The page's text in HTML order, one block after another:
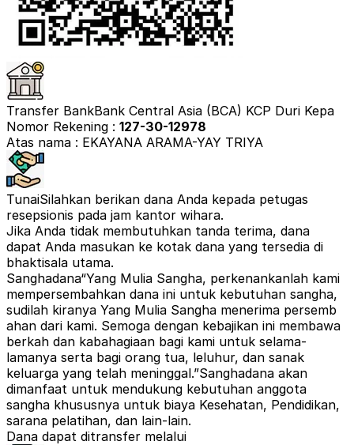
Transfer BankBank Central Asia (BCA) KCP Duri Kepa
Nomor Rekening : 127-30-12978
Atas nama : EKAYANA ARAMA-YAY TRIYA
TunaiSilahkan berikan dana Anda kepada petugas
resepsionis pada jam kantor wihara.
Jika Anda tidak membutuhkan tanda terima, dana
dapat Anda masukan ke kotak dana yang tersedia di
bhaktisala utama.
Sanghadana“Yang Mulia Sangha, perkenankanlah kami
mempersembahkan dana ini untuk kebutuhan sangha,
sudilah kiranya Yang Mulia Sangha menerima persemb
ahan dari kami. Semoga dengan kebajikan ini membawa
berkah dan kabahagiaan bagi kami untuk selama-
lamanya serta bagi orang tua, leluhur, dan sanak
keluarga yang telah meninggal.”Sanghadana akan
dimanfaat untuk mendukung kebutuhan anggota
sangha khususnya untuk biaya Kesehatan, Pendidikan,
sarana pelatihan, dan lain-lain.
Dana dapat ditransfer melalui